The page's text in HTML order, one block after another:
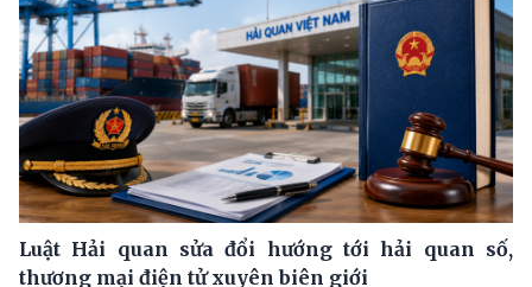
Luật Hải quan sửa đổi hướng tới hải quan số,
thương mại điện tử xuyên biên giới